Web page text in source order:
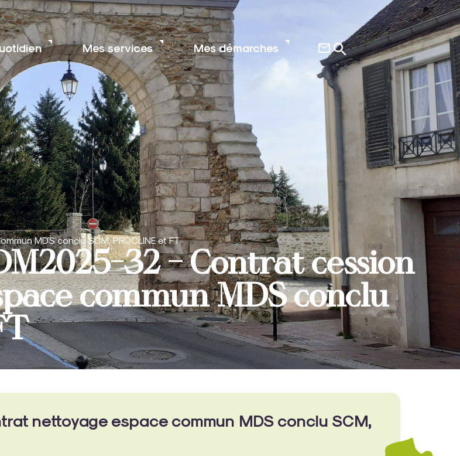
Mes services Mes démarches
MDS conclu SCM, PROCLINE et FT
32 – Contrat cession
commun MDS conclu
nettoyage espace commun MDS conclu SCM,